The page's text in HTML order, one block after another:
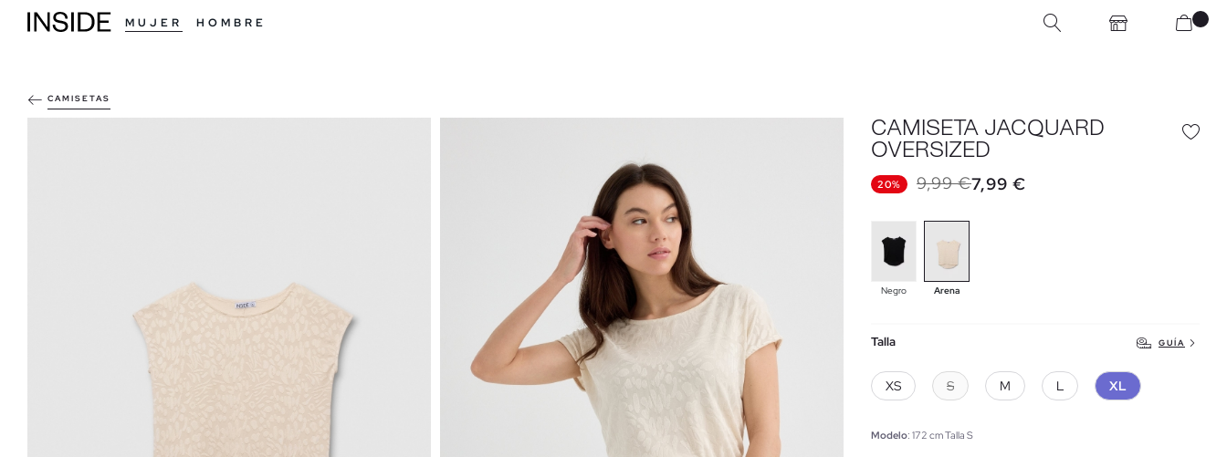
MUJER HOMBRE
CAMISETAS
CAMISETA JACQUARD
OVERSIZED
20% 9,99 €7,99 €
Negro Arena
Talla GUÍA
XS S M L XL
Modelo: 172 cm Talla S